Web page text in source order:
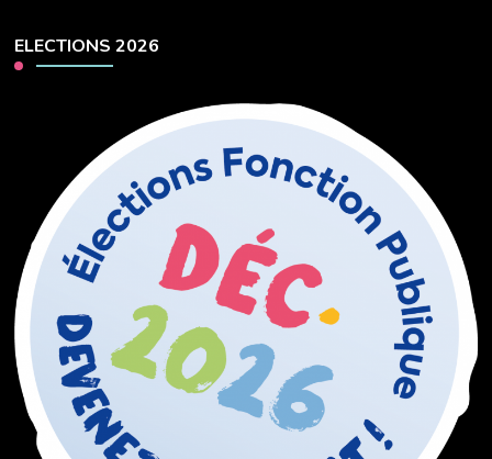
ELECTIONS 2026